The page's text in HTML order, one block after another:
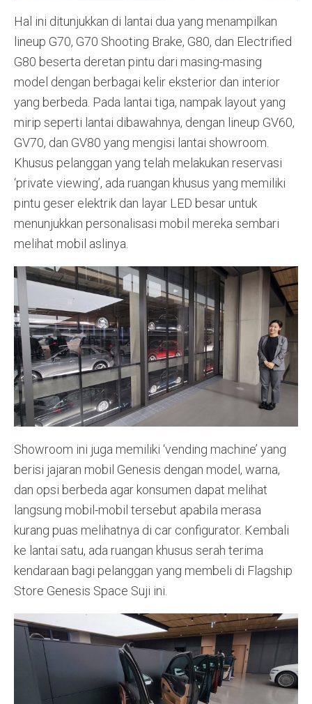
Hal ini ditunjukkan di lantai dua yang menampilkan
lineup G70, G70 Shooting Brake, G80, dan Electrified
G80 beserta deretan pintu dari masing-masing
model dengan berbagai kelir eksterior dan interior
yang berbeda. Pada lantai tiga, nampak layout yang
mirip seperti lantai dibawahnya, dengan lineup GV60,
GV70, dan GV80 yang mengisi lantai showroom.
Khusus pelanggan yang telah melakukan reservasi
‘private viewing’, ada ruangan khusus yang memiliki
pintu geser elektrik dan layar LED besar untuk
menunjukkan personalisasi mobil mereka sembari
melihat mobil aslinya.
Showroom ini juga memiliki ‘vending machine’ yang
berisi jajaran mobil Genesis dengan model, warna,
dan opsi berbeda agar konsumen dapat melihat
langsung mobil-mobil tersebut apabila merasa
kurang puas melihatnya di car configurator. Kembali
ke lantai satu, ada ruangan khusus serah terima
kendaraan bagi pelanggan yang membeli di Flagship
Store Genesis Space Suji ini.